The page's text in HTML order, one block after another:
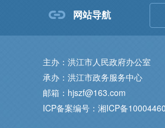
网站导航
主办：洪江市人民政府办公室
承办：洪江市政务服务中心
邮箱：hjszf@163.com
ICP备案编号：湘ICP备